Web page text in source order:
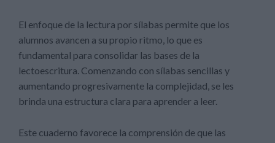
El enfoque de la lectura por sílabas permite que los
alumnos avancen a su propio ritmo, lo que es
fundamental para consolidar las bases de la
lectoescritura. Comenzando con sílabas sencillas y
aumentando progresivamente la complejidad, se les
brinda una estructura clara para aprender a leer.
Este cuaderno favorece la comprensión de que las